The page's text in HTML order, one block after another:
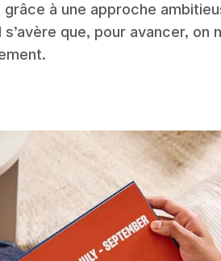
à une approche
que, pour avancer, on